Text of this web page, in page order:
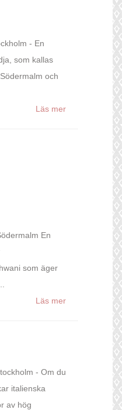
- En
som kallas
och
Läs mer
En
som äger
Läs mer
- Om du
italienska
av hög